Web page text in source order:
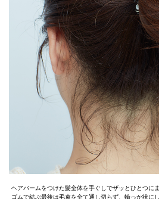
ヘアバームをつけた髪全体を手ぐしでザッとひとつに
ゴムで結ぶ最後は毛束を全て通し切らず、輪っか状に